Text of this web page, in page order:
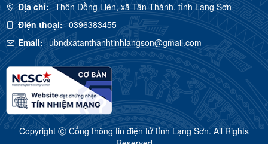
Địa chỉ: Thôn Đồng Liên, xã Tân Thành, tỉnh Lạng Sơn
Điện thoại: 0396383455
Email: ubndxatanthanhtinhlangson@gmail.com
Copyright Ⓒ Cổng thông tin điện tử tỉnh Lạng Sơn. All Rights